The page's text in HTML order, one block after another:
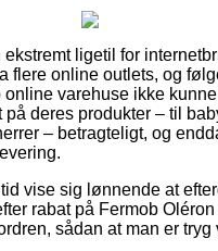
ekstremt ligetil for
flere online outlets, og
online varehuse ikke
deres produkter – til
– betragteligt, og
vise sig lønnende at
rabat på Fermob
sådan at man er tryg